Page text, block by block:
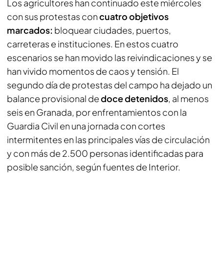
Los agricultores han continuado este miércoles
con sus protestas concuatro objetivos
marcados: bloquear ciudades, puertos,
carreteras e instituciones. En estos cuatro
escenarios se han movido las reivindicaciones y se
han vivido momentos de caos y tensión. El
segundo día de protestas del campo ha dejado un
balance provisional dedoce detenidos, al menos
seis en Granada, por enfrentamientos con la
Guardia Civil en una jornada con cortes
intermitentes en las principales vías de circulación
y con más de 2.500 personas identificadas para
posible sanción, según fuentes de Interior.